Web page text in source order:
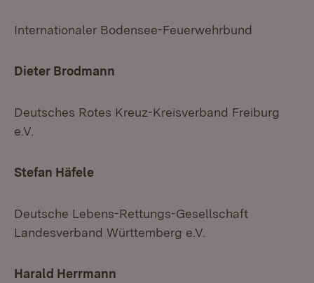
Internationaler Bodensee-Feuerwehrbund
Dieter Brodmann
Deutsches Rotes Kreuz-Kreisverband Freiburg
e.V.
Stefan Häfele
Deutsche Lebens-Rettungs-Gesellschaft
Landesverband Württemberg e.V.
Harald Herrmann